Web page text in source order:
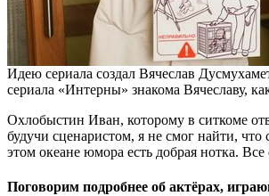
Идею сериала создал Вячеслав
сериала «Интерны» знакома Вячеславу,
Охлобыстин Иван, которому в ситкоме
будучи сценаристом, я не смог найти,
этом океане юмора есть добрая нотка.
Поговорим подробнее об актёрах,